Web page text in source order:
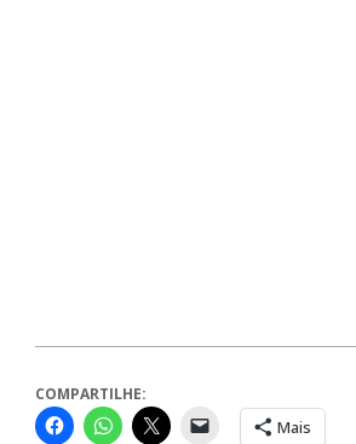
COMPARTILHE:
Mais